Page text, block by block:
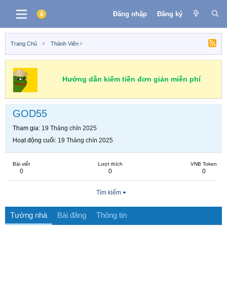
Đăng nhập Đăng ký
Trang Chủ Thành Viên
Hướng dẫn kiếm tiền đơn giản miễn phí
GOD55
Tham gia 19 Tháng chín 2025
Hoạt động cuối 19 Tháng chín 2025
Bài viết
0
Lượt thích
0
VNB Token
0
Tìm kiếm
Tường nhà Bài đăng Thông tin